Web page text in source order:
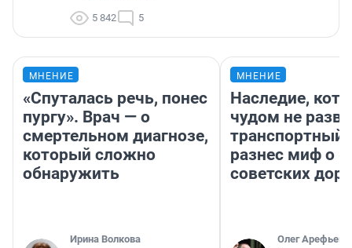
5 842 5
МНЕНИЕ
«Спуталась речь, понес
пургу». Врач — о
смертельном диагнозе,
который сложно
обнаружить
Ирина Волкова
МНЕНИЕ
Наследие,
чудом не
транспортный
разнес миф о
советских
Олег Арефьев